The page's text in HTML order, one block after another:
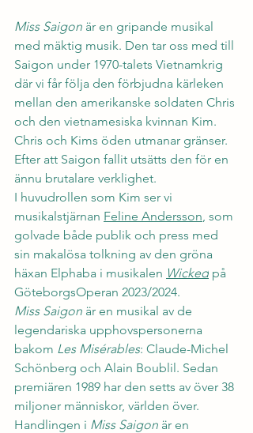
Miss Saigon är en gripande musikal
med mäktig musik. Den tar oss med till
Saigon under 1970-talets Vietnamkrig
där vi får följa den förbjudna kärleken
mellan den amerikanske soldaten Chris
och den vietnamesiska kvinnan Kim.
Chris och Kims öden utmanar gränser.
Efter att Saigon fallit utsätts den för en
ännu brutalare verklighet.
I huvudrollen som Kim ser vi
musikalstjärnan Feline Andersson , som
golvade både publik och press med
sin makalösa tolkning av den gröna
häxan Elphaba i musikalen Wicked på
GöteborgsOperan 2023/2024.
Miss Saigon är en musikal av de
legendariska upphovspersonerna
bakom Les Misérables: Claude-Michel
Schönberg och Alain Boublil. Sedan
premiären 1989 har den setts av över 38
miljoner människor, världen över.
Handlingen i Miss Saigon är en